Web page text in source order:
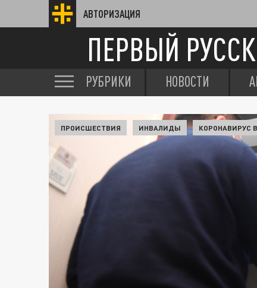
АВТОРИЗАЦИЯ
ПЕРВЫЙ
РУБРИКИ НОВОСТИ
ПРОИСШЕСТВИЯ ИНВАЛИДЫ КОРОНАВИРУС